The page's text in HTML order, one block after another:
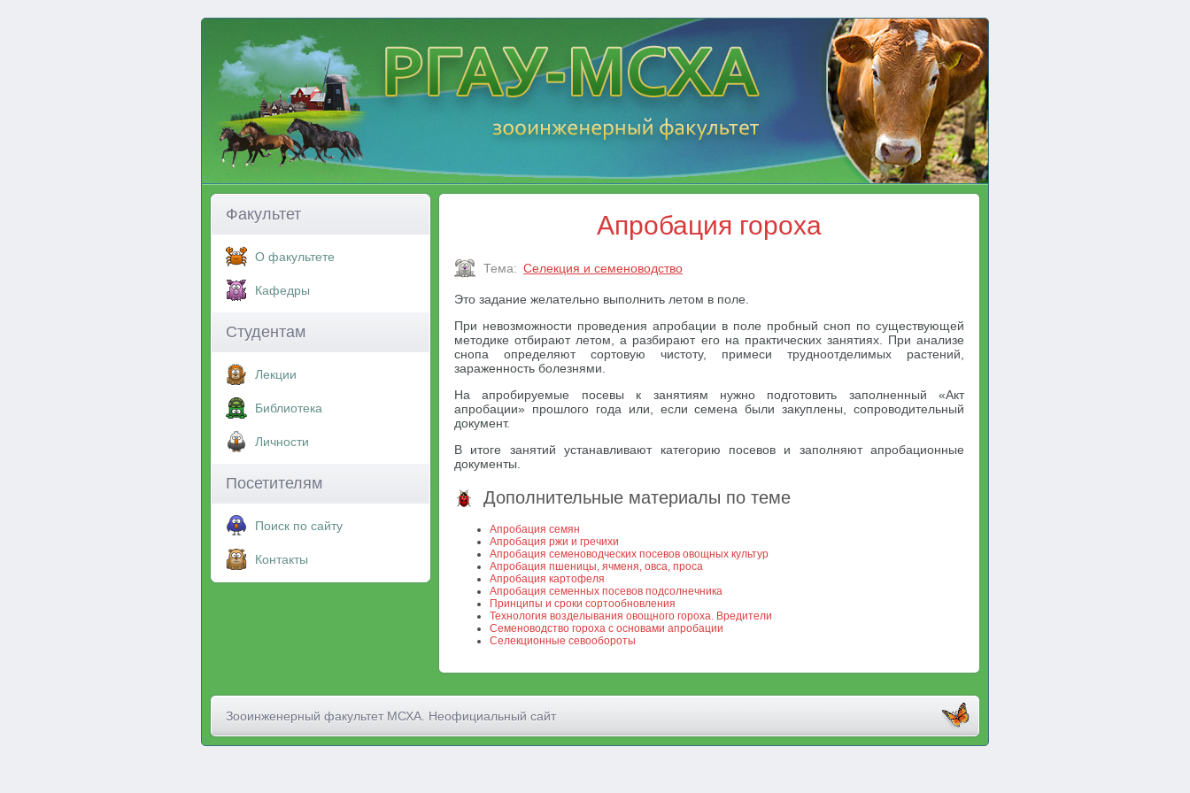
Факультет
О факультете
Кафедры
Студентам
Лекции
Библиотека
Личности
Посетителям
Поиск по сайту
Контакты
Апробация гороха
Тема: Селекция и семеноводство
Это задание желательно выполнить летом в поле.
При невозможности проведения апробации в поле пробный сноп по существующей
методике отбирают летом, а разбирают его на практических занятиях. При анализе
снопа определяют сортовую чистоту, примеси трудноотделимых растений,
зараженность болезнями.
На апробируемые посевы к занятиям нужно подготовить заполненный «Акт
апробации» прошлого года или, если семена были закуплены, сопроводительный
документ.
В итоге занятий устанавливают категорию посевов и заполняют апробационные
документы.
Дополнительные материалы по теме
Апробация семян
Апробация ржи и гречихи
Апробация семеноводческих посевов овощных культур
Апробация пшеницы, ячменя, овса, проса
Апробация картофеля
Апробация семенных посевов подсолнечника
Принципы и сроки сортообновления
Технология возделывания овощного гороха. Вредители
Семеноводство гороха с основами апробации
Селекционные севообороты
Зооинженерный факультет МСХА. Неофициальный сайт